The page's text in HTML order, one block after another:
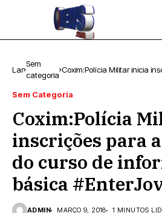
Lar
Sem
categoria
Coxim:Polícia Militar inicia
Sem Categoria
Coxim:Polícia
inscrições para
do curso de
básica
ADMIN MARÇO 9, 2018 1 MINUTOS